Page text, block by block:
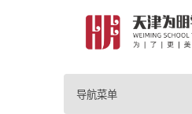
导航菜单